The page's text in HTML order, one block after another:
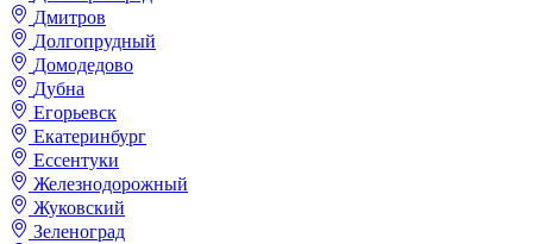
Дмитров
Долгопрудный
Домодедово
Дубна
Егорьевск
Екатеринбург
Ессентуки
Железнодорожный
Жуковский
Зеленоград